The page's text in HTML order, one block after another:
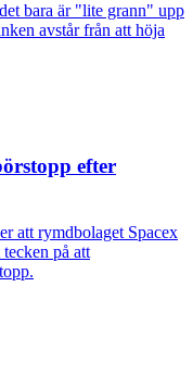
bara är "lite grann" upp
avstår från att höja
efter
att rymdbolaget Spacex
på att